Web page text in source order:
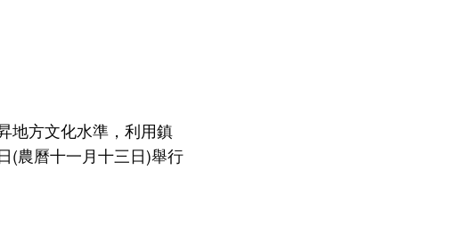
地方文化水準，利用鎮
(農曆十一月十三日)舉行